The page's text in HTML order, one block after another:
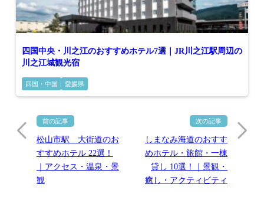
四国中央・川之江のおすすめホテル7選｜JR川之江駅周辺の
川之江城観光宿
四国・中国 愛媛県
松山市駅 大街道のお
すすめホテル 22選！
｜アクセス・温泉・景
観
しまなみ海道のおすす
めホテル・旅館・一棟
貸し 10選！｜景観・
癒し・アクティビティ